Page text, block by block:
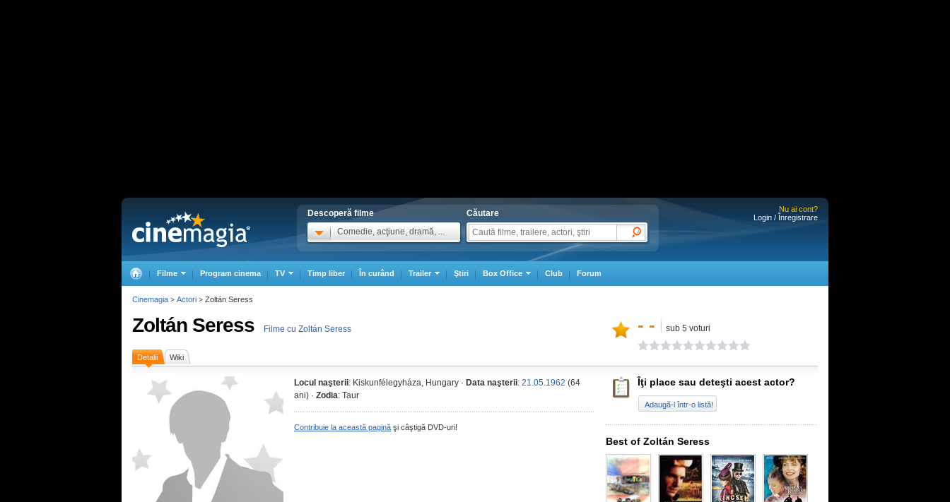
Descoperă filme
Comedie, acţiune, dramă, ...
Căutare
Nu ai cont?
Login / Înregistrare
Filme Program cinema TV Timp liber În curând Trailer Ştiri Box Office Club Forum
Zoltán Seress Filme cu Zoltán Seress - - sub 5 voturi
Detalii Wiki
Locul naşterii: Kiskunfélegyháza, Hungary · Data naşterii: 21.05.1962 (64
ani) · Zodia: Taur
Contribuie la această pagină şi câştigă DVD-uri!
Îţi place sau deteşti acest actor?
Adaugă-l într-o listă!
Best of Zoltán Seress
Cinemagia > Actori > Zoltán Seress